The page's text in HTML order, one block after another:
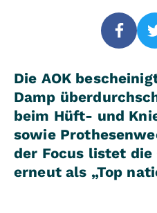
Die AOK
Damp
beim Hüft- und
sowie
der Focus listet
erneut als „Top